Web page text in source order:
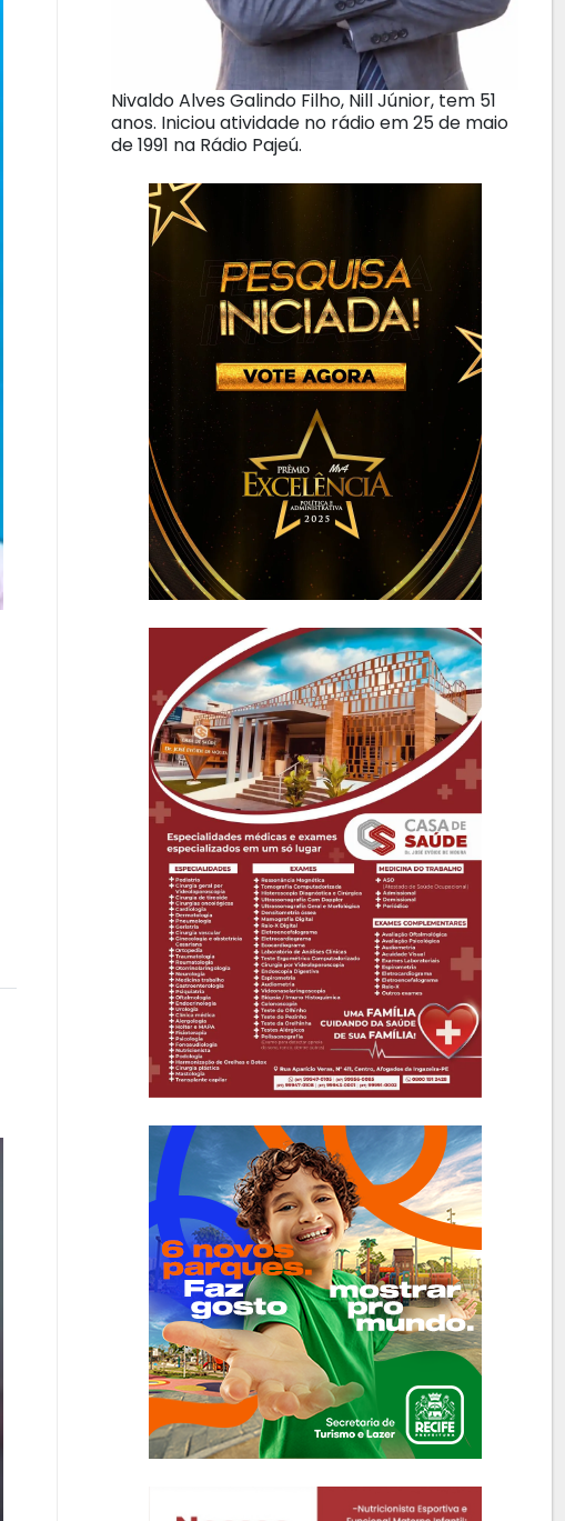
Nivaldo Alves Galindo Filho, Nill Júnior, tem 51
anos. Iniciou atividade no rádio em 25 de maio
de 1991 na Rádio Pajeú.